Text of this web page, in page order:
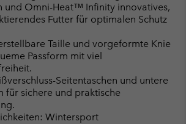
und Omni-Heat™ Infinity innovatives,
Futter für optimalen Schutz
Taille und vorgeformte Knie
Passform mit viel
Seitentaschen und untere
für sichere und praktische
Wintersport